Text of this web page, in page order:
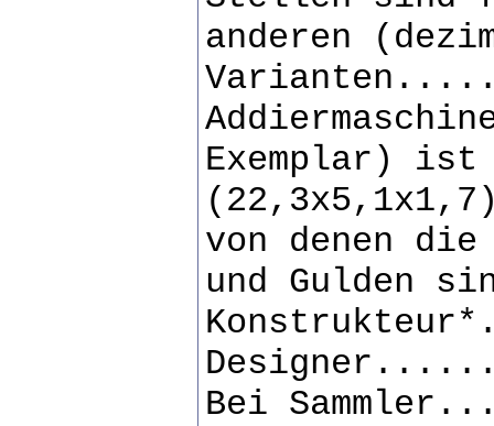
anderen
Exemplar)
von denen
und Gulden
Bei